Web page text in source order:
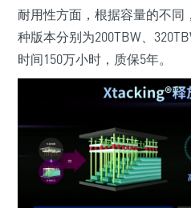
耐用性方面，根据容量的不同
种版本分别为200TBW、
时间150万小时，质保5年。